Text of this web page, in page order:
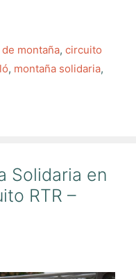
montaña, circuito
, montaña solidaria,
Solidaria en
RTR –